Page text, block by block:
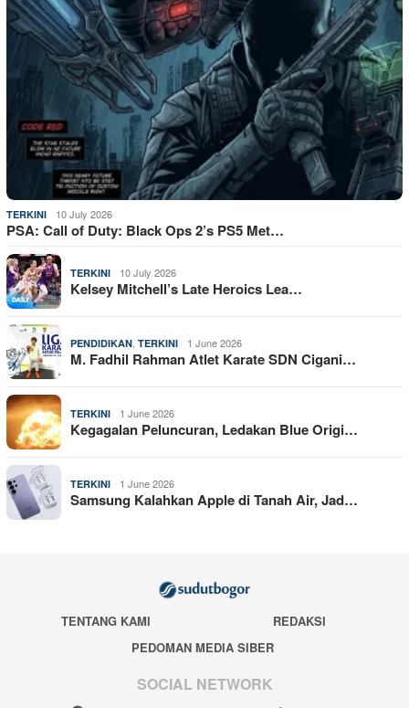
TERKINI 10 July 2026
PSA: Call of Duty: Black Ops 2’s PS5 Met…
TERKINI 10 July 2026
Kelsey Mitchell’s Late Heroics Lea…
PENDIDIKAN, TERKINI 1 June 2026
M. Fadhil Rahman Atlet Karate SDN Cigani…
TERKINI 1 June 2026
Kegagalan Peluncuran, Ledakan Blue Origi…
TERKINI 1 June 2026
Samsung Kalahkan Apple di Tanah Air, Jad…
TENTANG KAMI
REDAKSI
PEDOMAN MEDIA SIBER
SOCIAL NETWORK